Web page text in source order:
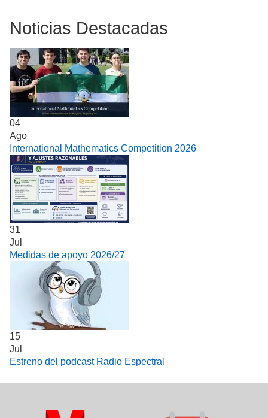
Noticias Destacadas
04
Ago
International Mathematics Competition 2026
31
Jul
Medidas de apoyo 2026/27
15
Jul
Estreno del podcast Radio Espectral